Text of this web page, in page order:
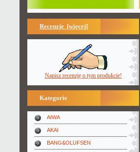
Recenzje [więcej]
Napisz recenzję o tym produkcie!
Kategorie
AIWA
AKAI
BANG&OLUFSEN